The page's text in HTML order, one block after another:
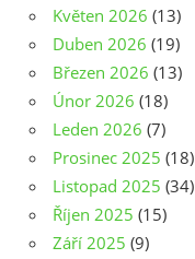
Květen 2026 (13)
Duben 2026 (19)
Březen 2026 (13)
Únor 2026 (18)
Leden 2026 (7)
Prosinec 2025 (18)
Listopad 2025 (34)
Říjen 2025 (15)
Září 2025 (9)